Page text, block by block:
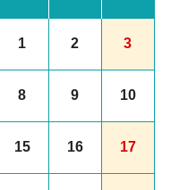
1 2 3
8 9 10
15 16 17